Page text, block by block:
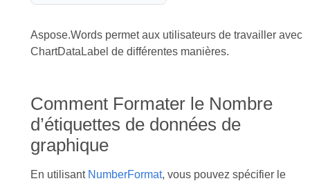
Aspose.Words permet aux utilisateurs de travailler avec
ChartDataLabel de différentes manières.
Comment Formater le Nombre
d’étiquettes de données de
graphique
En utilisant NumberFormat, vous pouvez spécifier le